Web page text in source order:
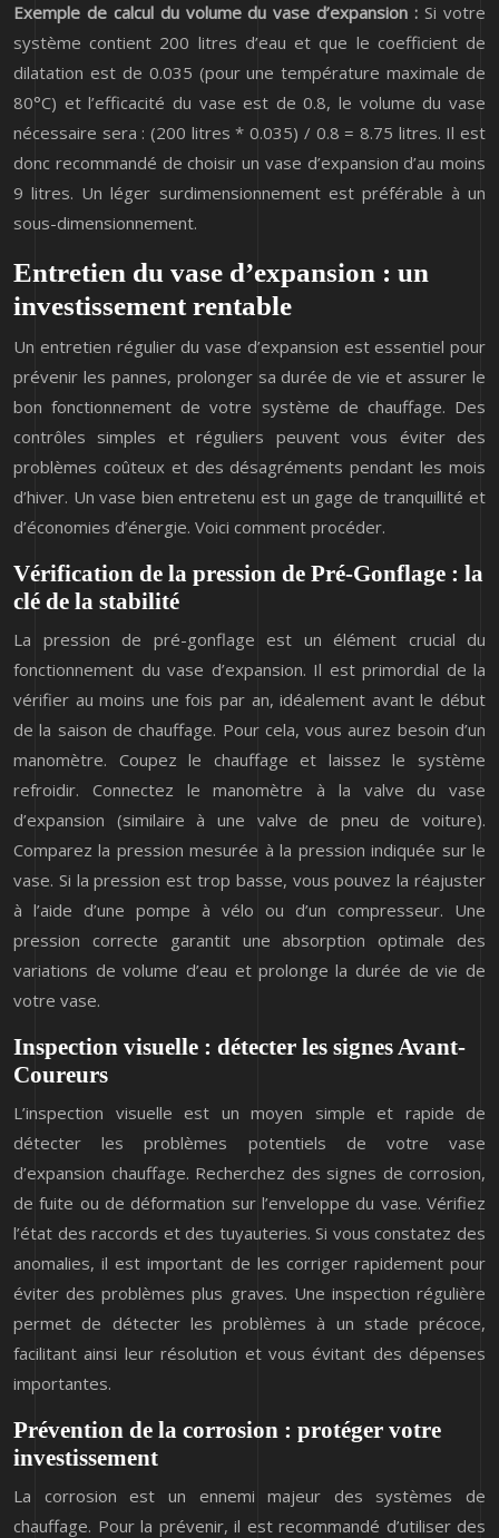
Exemple de calcul du volume du vase d’expansion :Si votre
système contient 200 litres d’eau et que le coefficient de
dilatation est de 0.035 (pour une température maximale de
80°C) et l’efficacité du vase est de 0.8, le volume du vase
nécessaire sera : (200 litres * 0.035) / 0.8 = 8.75 litres. Il est
donc recommandé de choisir un vase d’expansion d’au moins
9 litres. Un léger surdimensionnement est préférable à un
sous-dimensionnement.
Entretien du vase d’expansion : un
investissement rentable
Un entretien régulier du vase d’expansion est essentiel pour
prévenir les pannes, prolonger sa durée de vie et assurer le
bon fonctionnement de votre système de chauffage. Des
contrôles simples et réguliers peuvent vous éviter des
problèmes coûteux et des désagréments pendant les mois
d’hiver. Un vase bien entretenu est un gage de tranquillité et
d’économies d’énergie. Voici comment procéder.
Vérification de la pression de Pré-Gonflage : la
clé de la stabilité
La pression de pré-gonflage est un élément crucial du
fonctionnement du vase d’expansion. Il est primordial de la
vérifier au moins une fois par an, idéalement avant le début
de la saison de chauffage. Pour cela, vous aurez besoin d’un
manomètre. Coupez le chauffage et laissez le système
refroidir. Connectez le manomètre à la valve du vase
d’expansion (similaire à une valve de pneu de voiture).
Comparez la pression mesurée à la pression indiquée sur le
vase. Si la pression est trop basse, vous pouvez la réajuster
à l’aide d’une pompe à vélo ou d’un compresseur. Une
pression correcte garantit une absorption optimale des
variations de volume d’eau et prolonge la durée de vie de
votre vase.
Inspection visuelle : détecter les signes Avant-
Coureurs
L’inspection visuelle est un moyen simple et rapide de
détecter les problèmes potentiels de votre vase
d’expansion chauffage. Recherchez des signes de corrosion,
de fuite ou de déformation sur l’enveloppe du vase. Vérifiez
l’état des raccords et des tuyauteries. Si vous constatez des
anomalies, il est important de les corriger rapidement pour
éviter des problèmes plus graves. Une inspection régulière
permet de détecter les problèmes à un stade précoce,
facilitant ainsi leur résolution et vous évitant des dépenses
importantes.
Prévention de la corrosion : protéger votre
investissement
La corrosion est un ennemi majeur des systèmes de
chauffage. Pour la prévenir, il est recommandé d’utiliser des